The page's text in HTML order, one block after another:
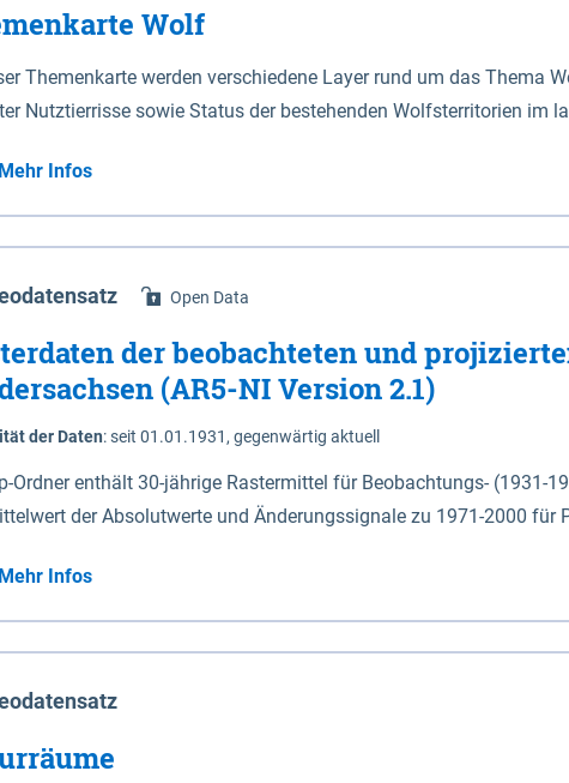
Wolf
Themenkarte werden verschiedene Layer rund um das Thema
Nutztierrisse sowie Status der bestehenden Wolfsterritorien im
Mehr Infos
Open Data
der beobachteten und
(AR5-NI Version 2.1)
der Daten:seit 01.01.1931, gegenwärtig aktuell
Ordner enthält 30-jährige Rastermittel für Beobachtungs- (1931-
der Absolutwerte und Änderungssignale zu 1971-2000 für
(Jun. - Aug.) - au: Herbst (Sep. - Nov.) - wi: Winter (Dez. - Feb.) - hyr:
Jahr (Nov. - Okt.) - hsu: Hydrologisches
- vd: Vegetationsruhe (Okt. - Mär.) Neben den Rasterdaten ist eine
zu den Dateinamen und für eine Darstellung im GIS eine
code gegeben.
Mehr Infos